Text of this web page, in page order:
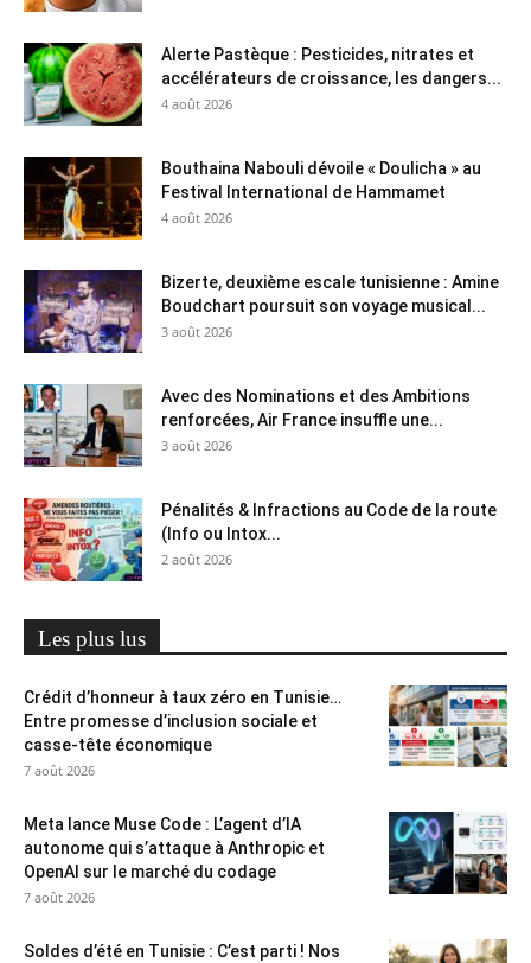
Alerte Pastèque : Pesticides, nitrates et
accélérateurs de croissance, les dangers...
4 août 2026
Bouthaina Nabouli dévoile « Doulicha » au
Festival International de Hammamet
4 août 2026
Bizerte, deuxième escale tunisienne : Amine
Boudchart poursuit son voyage musical...
3 août 2026
Avec des Nominations et des Ambitions
renforcées, Air France insuffle une...
3 août 2026
Pénalités & Infractions au Code de la route
(Info ou Intox...
2 août 2026
Les plus lus
Crédit d’honneur à taux zéro en Tunisie…
Entre promesse d’inclusion sociale et
casse-tête économique
7 août 2026
Meta lance Muse Code : L’agent d’IA
autonome qui s’attaque à Anthropic et
OpenAI sur le marché du codage
7 août 2026
Soldes d’été en Tunisie : C’est parti ! Nos